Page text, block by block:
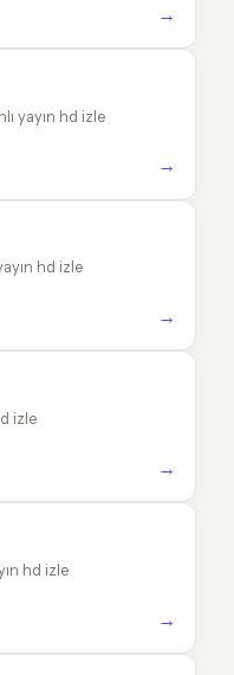
→
yayın hd izle
→
hd izle
→
izle
→
hd izle
→